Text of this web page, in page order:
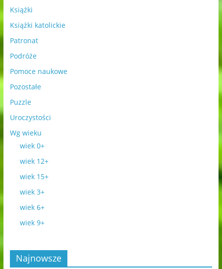
Książki
Książki katolickie
Patronat
Podróże
Pomoce naukowe
Pozostałe
Puzzle
Uroczystości
Wg wieku
wiek 0+
wiek 12+
wiek 15+
wiek 3+
wiek 6+
wiek 9+
Najnowsze